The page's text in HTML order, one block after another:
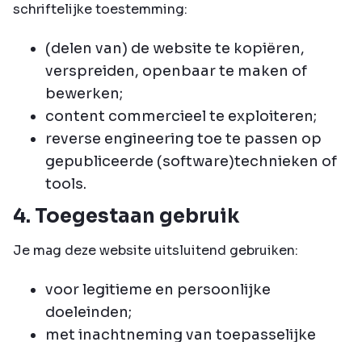
schriftelijke toestemming:
(delen van) de website te kopiëren,
verspreiden, openbaar te maken of
bewerken;
content commercieel te exploiteren;
reverse engineering toe te passen op
gepubliceerde (software)technieken of
tools.
4. Toegestaan gebruik
Je mag deze website uitsluitend gebruiken:
voor legitieme en persoonlijke
doeleinden;
met inachtneming van toepasselijke